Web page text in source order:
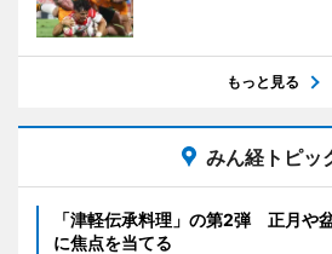
もっと見る
みん経トピッ
「津軽伝承料理」の第2弾 正月や
に焦点を当てる